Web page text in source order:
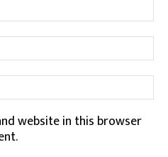
website in this browser